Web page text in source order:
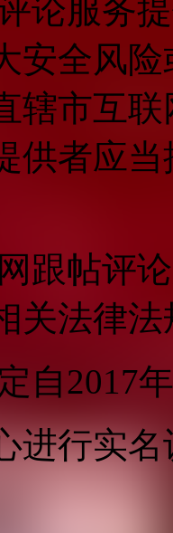
论服务
安全风
辖市互
供者应
跟帖评
关法律
自2017
进行实名